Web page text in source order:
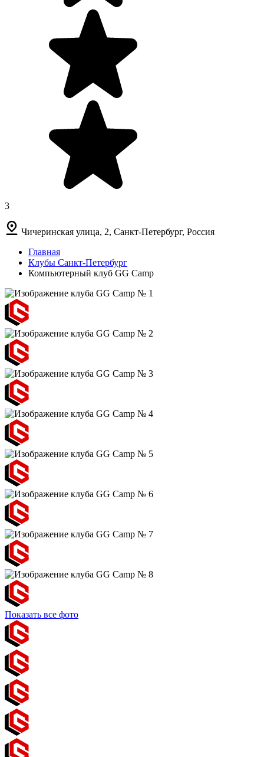
3
Чичеринская улица, 2, Санкт-Петербург, Россия
Главная
Клубы Санкт-Петербург
Компьютерный клуб GG Camp
Показать все фото